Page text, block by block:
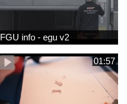
FGU info - egu v2
01:57